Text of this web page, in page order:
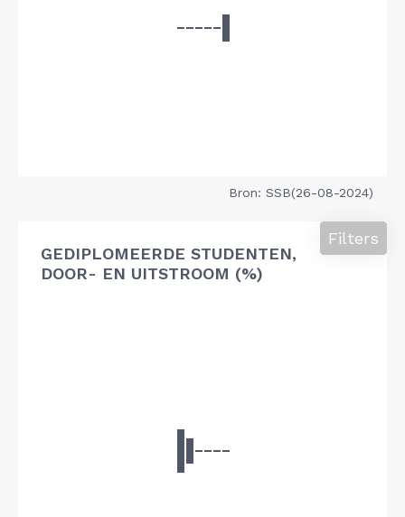
Bron: SSB(26-08-2024)
GEDIPLOMEERDE STUDENTEN,
DOOR- EN UITSTROOM (%)
Filters